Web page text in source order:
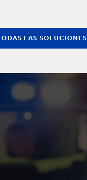
LAS SOLUCIONES